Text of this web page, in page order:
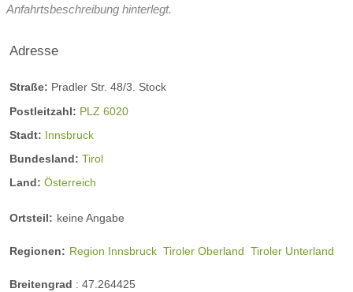
Anfahrtsbeschreibung hinterlegt.
Adresse
Straße: Pradler Str. 48/3. Stock
Postleitzahl: PLZ 6020
Stadt: Innsbruck
Bundesland: Tirol
Land: Österreich
Ortsteil: keine Angabe
Regionen: Region Innsbruck Tiroler Oberland Tiroler Unterland
Breitengrad : 47.264425